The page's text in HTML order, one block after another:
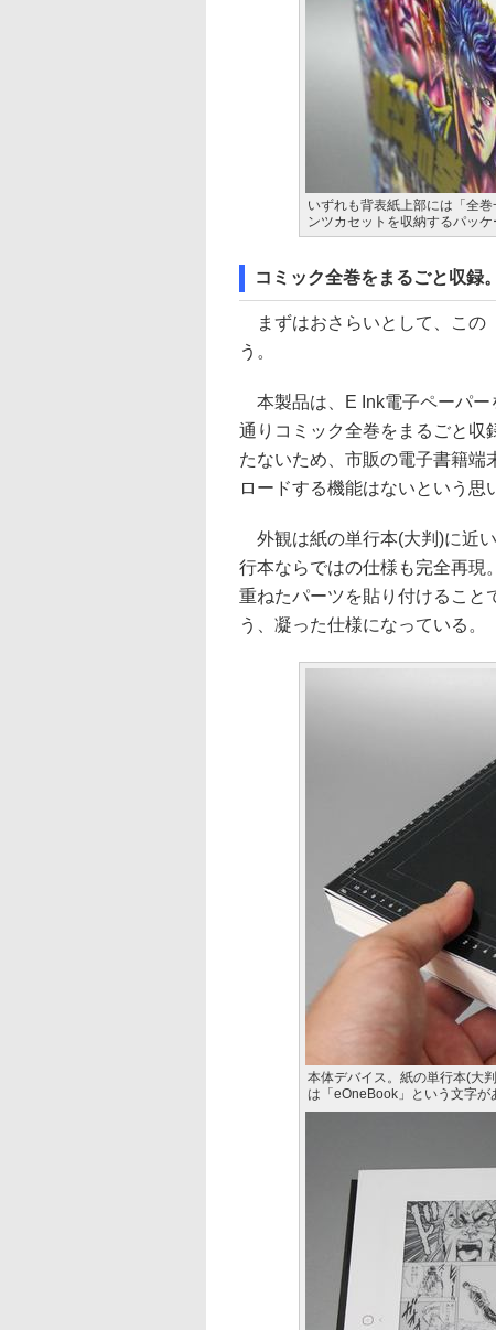
いずれも背表紙上部には「全
ンツカセットを収納するパッ
コミック全巻をまるごと収録
まずはおさらいとして、この
う。
本製品は、E Ink電子ペーパー
通りコミック全巻をまるごと収
たないため、市販の電子書籍端
ロードする機能はないという思
外観は紙の単行本(大判)に近
行本ならではの仕様も完全再現
重ねたパーツを貼り付けること
う、凝った仕様になっている。
本体デバイス。紙の単行本(大
は「eOneBook」という文字が